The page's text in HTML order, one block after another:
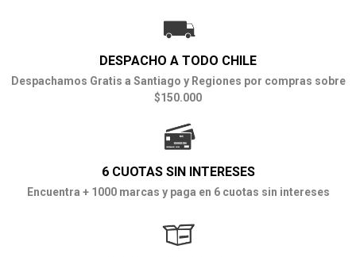
DESPACHO A TODO CHILE
Despachamos Gratis a Santiago y Regiones por compras sobre
$150.000
6 CUOTAS SIN INTERESES
Encuentra + 1000 marcas y paga en 6 cuotas sin intereses